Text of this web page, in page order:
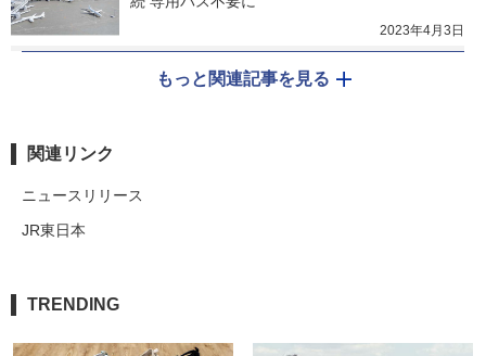
2023年4月3日
もっと関連記事を見る
関連リンク
ニュースリリース
JR東日本
TRENDING